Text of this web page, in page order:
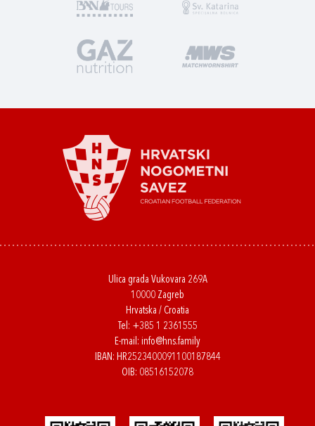
Ulica grada Vukovara 269A
10000 Zagreb
Hrvatska / Croatia
Tel: +385 1 2361555
E-mail: info@hns.family
IBAN: HR2523400091100187844
OIB: 08516152078